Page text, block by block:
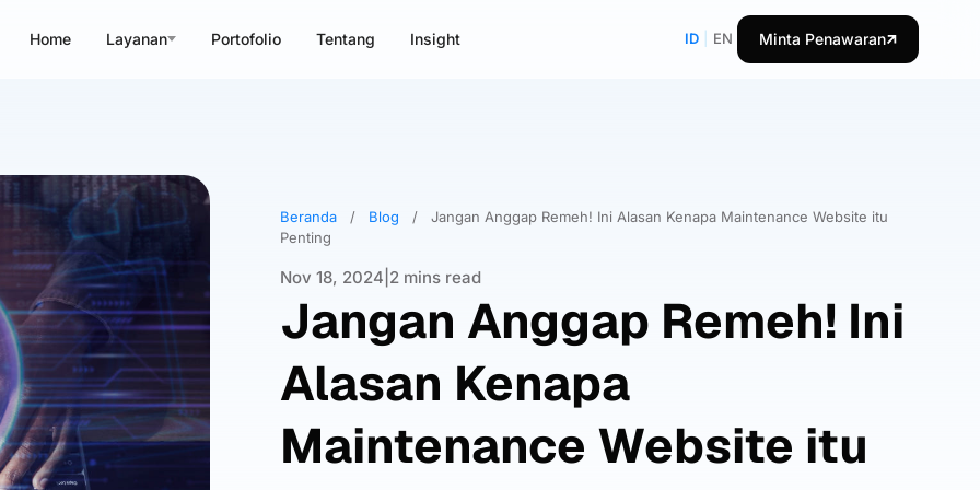
Home Layanan Portofolio Tentang Insight ID EN Minta Penawaran
Beranda / Blog /
Jangan Anggap Remeh! Ini Alasan Kenapa Maintenance Website itu
Penting
Nov 18, 2024 2 mins read
Jangan Anggap Remeh! Ini
Alasan Kenapa
Maintenance Website itu